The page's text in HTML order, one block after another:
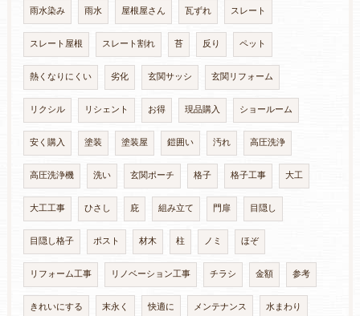
雨水染み 雨水 屋根屋さん 瓦ずれ スレート
スレート屋根 スレート割れ 苔 反り ペット
熱くなりにくい 劣化 玄関サッシ 玄関リフォーム
リクシル リシェント お得 現品購入 ショールーム
安く購入 塗装 塗装屋 鎧囲い 汚れ 高圧洗浄
高圧洗浄機 洗い 玄関ポーチ 格子 格子工事 大工
大工工事 ひさし 庇 組み立て 門扉 目隠し
目隠し格子 ポスト 材木 柱 ノミ ほぞ
リフォーム工事 リノベーション工事 チラシ 金額 参考
きれいにする 末永く 快適に メンテナンス 水まわり